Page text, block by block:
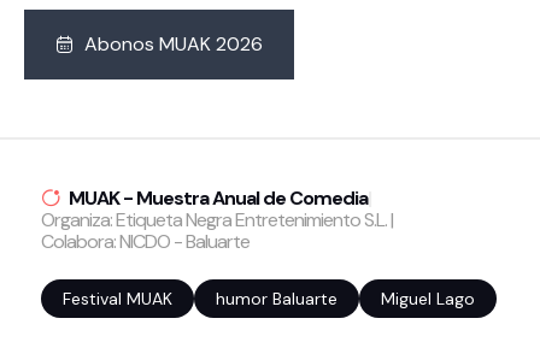
Volver al inicio
Agenda
Suscríbete a la newsletter
Histórico
Abonos MUAK 2026
MUAK - Muestra Anual de Comedia|
Organiza: Etiqueta Negra Entretenimiento S.L. |
Colabora: NICDO - Baluarte
Festival MUAK humor Baluarte Miguel Lago